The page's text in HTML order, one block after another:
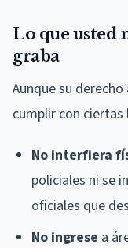
Lo que usted
graba
Aunque su
cumplir con
No interfiera
policiales ni se
oficiales que
No ingrese a